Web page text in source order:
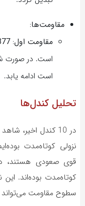
مقاومت‌ها:
مقاومت اول: 26,877
است. در صورت
است ادامه یابد.
تحلیل کندل‌ها
در 10 کندل اخیر،
نزولی کوتاه‌مدت
قوی صعودی هستند،
کوتاه‌مدت بوده‌اند.
سطوح مقاومت می‌تواند